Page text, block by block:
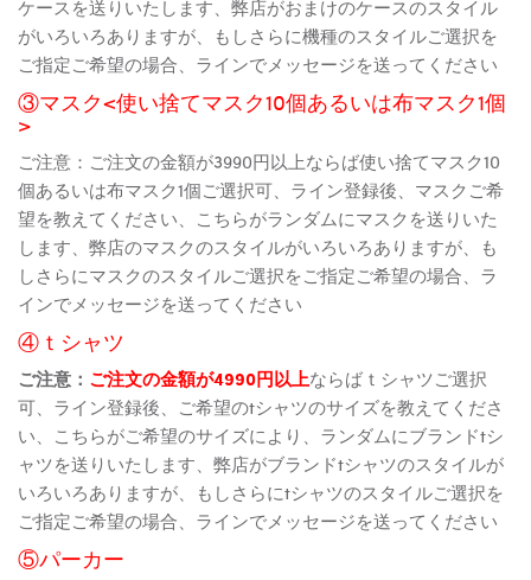
ケースを送りいたします、弊店がおまけのケースのスタイル
がいろいろありますが、もしさらに機種のスタイルご選択を
ご指定ご希望の場合、ラインでメッセージを送ってください
③マスク<使い捨てマスク10個あるいは布マスク1個
>
ご注意：ご注文の金額が3990円以上ならば使い捨てマスク10
個あるいは布マスク1個ご選択可、ライン登録後、マスクご希
望を教えてください、こちらがランダムにマスクを送りいた
します、弊店のマスクのスタイルがいろいろありますが、も
しさらにマスクのスタイルご選択をご指定ご希望の場合、ラ
インでメッセージを送ってください
④ｔシャツ
ご注意： ご注文の金額が4990円以上ならばｔシャツご選択
可、ライン登録後、ご希望のtシャツのサイズを教えてくださ
い、こちらがご希望のサイズにより、ランダムにブランドtシ
ャツを送りいたします、弊店がブランドtシャツのスタイルが
いろいろありますが、もしさらにtシャツのスタイルご選択を
ご指定ご希望の場合、ラインでメッセージを送ってください
⑤パーカー